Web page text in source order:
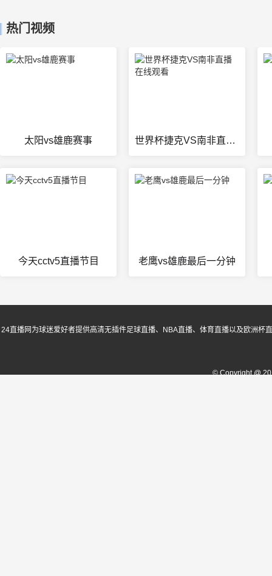
热门视频
太阳vs雄鹿赛事 世界杯捷克VS南非直播在线观看
今天cctv5直播节目 老鹰vs雄鹿最后一分钟
24直播网为球迷爱好者提供高清无插件足球直播、NBA直播、体育直播以及欧洲
© Copyright @